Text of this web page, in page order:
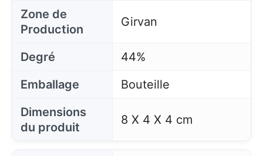
Zone de
Production
Girvan
Degré
44%
Emballage
Bouteille
Dimensions
du produit
8 X 4 X 4 cm